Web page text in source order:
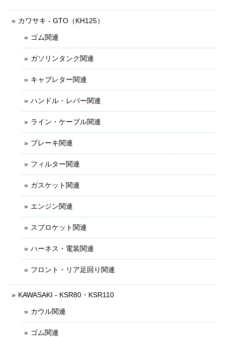
カワサキ - GTO（KH125）
ゴム関連
ガソリンタンク関連
キャブレター関連
ハンドル・レバー関連
ライン・ケーブル関連
ブレーキ関連
フィルター関連
ガスケット関連
エンジン関連
スプロケット関連
ハーネス・電装関連
フロント・リア足回り関連
KAWASAKI - KSR80・KSR110
カウル関連
ゴム関連